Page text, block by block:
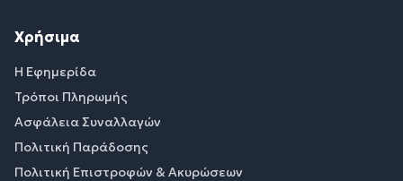
Χρήσιμα
Η Εφημερίδα
Τρόποι Πληρωμής
Ασφάλεια Συναλλαγών
Πολιτική Παράδοσης
Πολιτική Επιστροφών & Ακυρώσεων